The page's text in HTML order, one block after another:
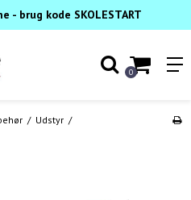
- brug kode SKOLESTART
0
/ Udstyr /